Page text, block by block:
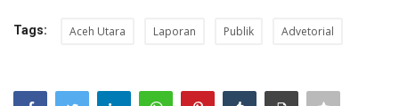
Tags: Aceh Utara Laporan Publik Advetorial